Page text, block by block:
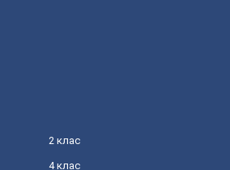
2 клас
4 клас